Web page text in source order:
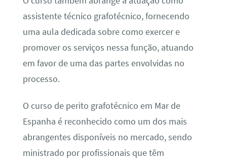
assistente técnico grafotécnico, fornecendo
uma aula dedicada sobre como exercer e
promover os serviços nessa função, atuando
em favor de uma das partes envolvidas no
processo.
O curso de perito grafotécnico em Mar de
Espanha é reconhecido como um dos mais
abrangentes disponíveis no mercado, sendo
ministrado por profissionais que têm